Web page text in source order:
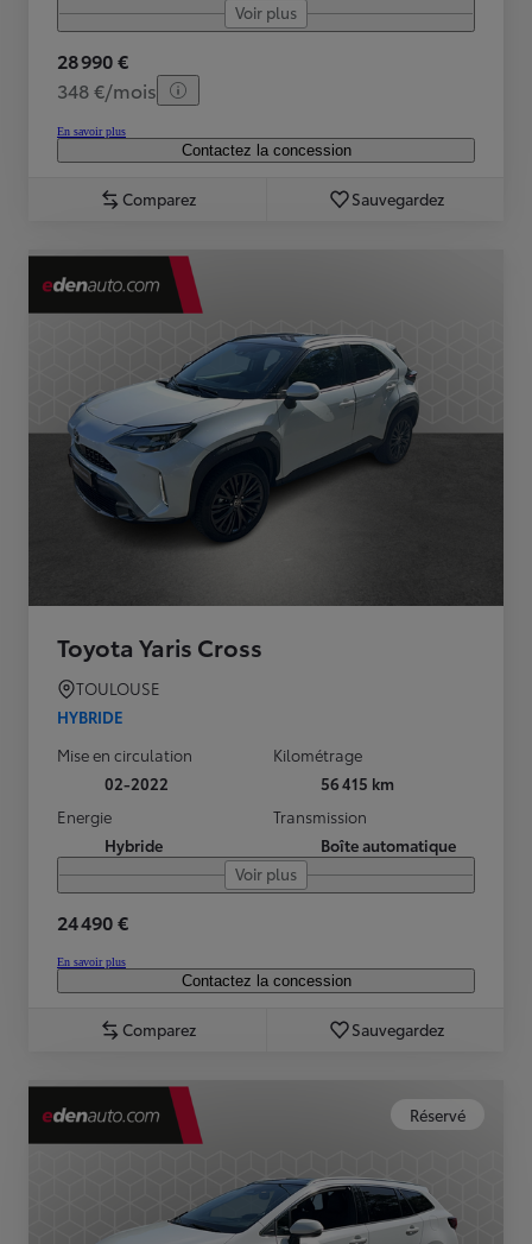
Voir plus
28 990 €
348 €/mois
En savoir plus
Contactez la concession
Comparez Sauvegardez
Toyota Yaris Cross
TOULOUSE
HYBRIDE
Mise en circulation
02-2022
Kilométrage
56 415 km
Energie
Hybride
Transmission
Boîte automatique
Voir plus
24 490 €
En savoir plus
Contactez la concession
Comparez Sauvegardez
Réservé